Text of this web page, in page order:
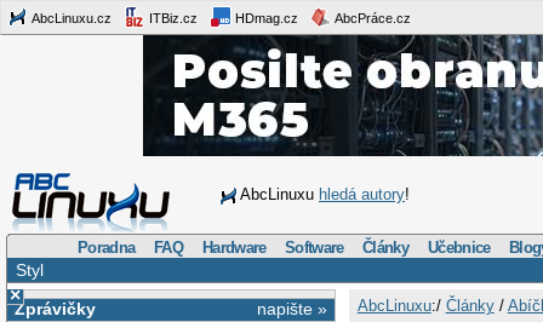
AbcLinuxu.cz ITBiz.cz HDmag.cz AbcPráce.cz
AbcLinuxu hledá autory!
Poradna FAQ Hardware Software Články Učebnice
Styl
×
napište »
Zprávičky
AbcLinuxu:/ Články/